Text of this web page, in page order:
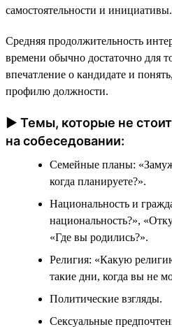
самостоятельности и инициативы.
Средняя продолжительность
времени обычно достаточно для
впечатление о кандидате и
профилю должности.
► Темы, которые не
на собеседовании:
Семейные планы:
когда планируете?».
Национальность и
национальность?»,
«Где вы родились?».
Религия: «Какую
такие дни, когда вы не
Политические взгляды.
Сексуальные